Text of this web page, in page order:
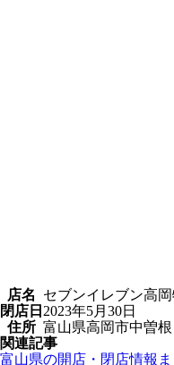
店名
セブンイレブン高
閉店日 2023年5月30日
住所 富山県高岡市中曽根
関連記事
富山県の開店・閉店情報ま